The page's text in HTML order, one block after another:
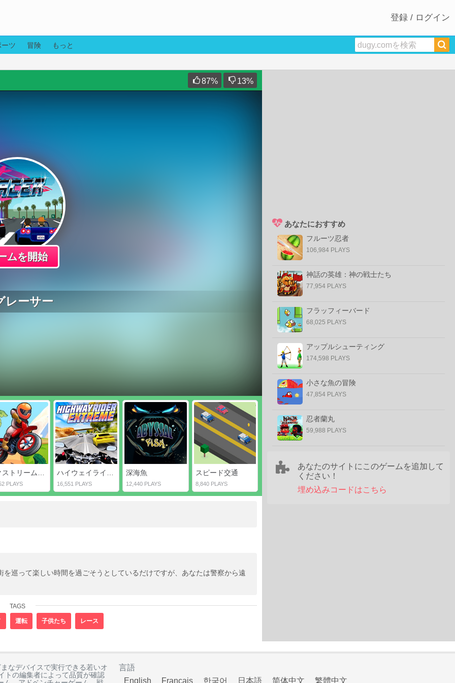
登録 / ログイン
ツ 冒険 もっと
87% 13%
ムを開始
レーサー
エクストリームバイカー2
PLAYS
ハイウェイライダーエクストリーム
16,551 PLAYS
深海魚
12,440 PLAYS
スピード交通
8,840 PLAYS
巡って楽しい時間を過ごそうとしているだけですが、あなたは警察から遠
TAGS
運転 子供たち レース
あなたにおすすめ
フルーツ忍者
106,984 PLAYS
神話の英雄：神の戦士たち
77,954 PLAYS
フラッフィーバード
68,025 PLAYS
アップルシューティング
174,598 PLAYS
小さな魚の冒険
47,854 PLAYS
忍者蘭丸
59,988 PLAYS
あなたのサイトにこのゲームを追加して
ください！
埋め込みコードはこちら
なデバイスで実行できる若いオ
トの編集者によって品質が確認
言語
English
Français 한국어 日本語 简体中文 繁體中文